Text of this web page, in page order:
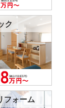
ク
フォーム